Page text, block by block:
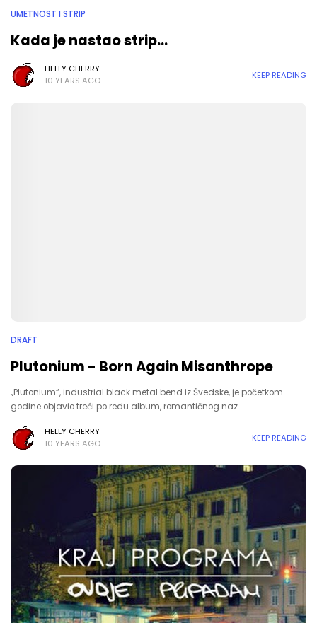
UMETNOST I STRIP
Kada je nastao strip...
HELLY CHERRY
10 YEARS AGO
KEEP READING
DRAFT
Plutonium - Born Again Misanthrope
„Plutonium“, industrial black metal bend iz Švedske, je početkom
godine objavio treći po redu album, romantičnog naz…
HELLY CHERRY
10 YEARS AGO
KEEP READING